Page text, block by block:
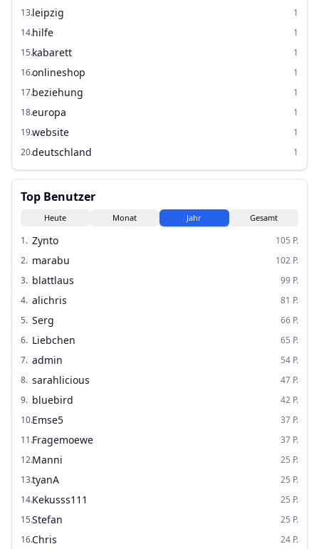
13.leipzig
1
14.hilfe
1
15.kabarett
1
16.onlineshop
1
17.beziehung
1
18.europa
1
19.website
1
20.deutschland 1
Top Benutzer
Heute Monat Jahr Gesamt
1. Zynto 105 P.
2. marabu 102 P.
3. blattlaus 99 P.
4. alichris 81 P.
5. Serg 66 P.
6. Liebchen 65 P.
7. admin 54 P.
8. sarahlicious 47 P.
9. bluebird 42 P.
10.Emse5 37 P.
11.Fragemoewe 37 P.
12.Manni 25 P.
13.tyanA 25 P.
14.Kekusss111 25 P.
15.Stefan 25 P.
16.Chris 24 P.